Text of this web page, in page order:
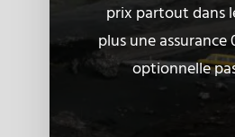
prix partout dans
plus une assurance
optionnelle